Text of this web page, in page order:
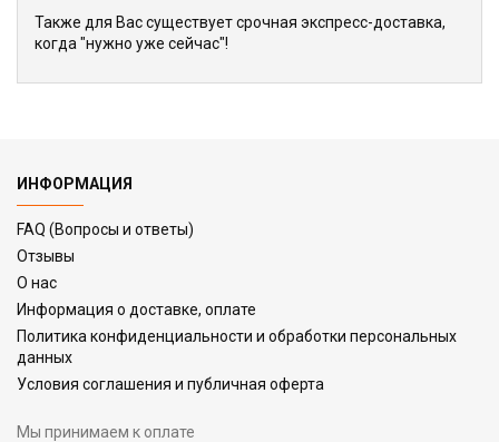
Также для Вас существует срочная экспресс-доставка,
когда "нужно уже сейчас"!
ИНФОРМАЦИЯ
FAQ (Вопросы и ответы)
Отзывы
О нас
Информация о доставке, оплате
Политика конфиденциальности и обработки персональных
данных
Условия соглашения и публичная оферта
Мы принимаем к оплате